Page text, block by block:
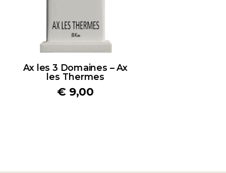
Ax les 3 Domaines – Ax
les Thermes
€ 9,00